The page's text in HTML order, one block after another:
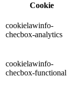
Cookie
cookielawinfo-
checbox-analytics
cookielawinfo-
checbox-functional